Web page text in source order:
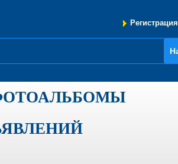
Регистрация